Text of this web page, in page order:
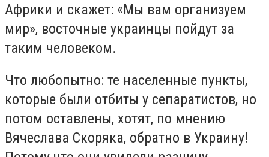
Африки и скажет: «Мы вам организуем
мир», восточные украинцы пойдут за
таким человеком.
Что любопытно: те населенные пункты,
которые были отбиты у сепаратистов, но
потом оставлены, хотят, по мнению
Вячеслава Скоряка, обратно в Украину!